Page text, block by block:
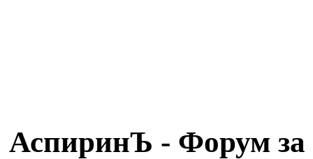
АспиринЪ - Форум за